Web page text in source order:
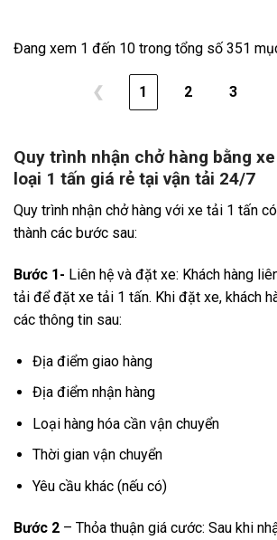
Đang xem 1 đến 10 trong tổng số 351
❮ 1 2 3
Quy trình nhận chở hàng bằng
loại 1 tấn giá rẻ tại vận tải 24/7
Quy trình nhận chở hàng với xe tải 1 tấn
thành các bước sau:
Bước 1- Liên hệ và đặt xe: Khách hàng
tải để đặt xe tải 1 tấn. Khi đặt xe, khách
các thông tin sau:
Địa điểm giao hàng
Địa điểm nhận hàng
Loại hàng hóa cần vận chuyển
Thời gian vận chuyển
Yêu cầu khác (nếu có)
Bước 2 – Thỏa thuận giá cước: Sau khi